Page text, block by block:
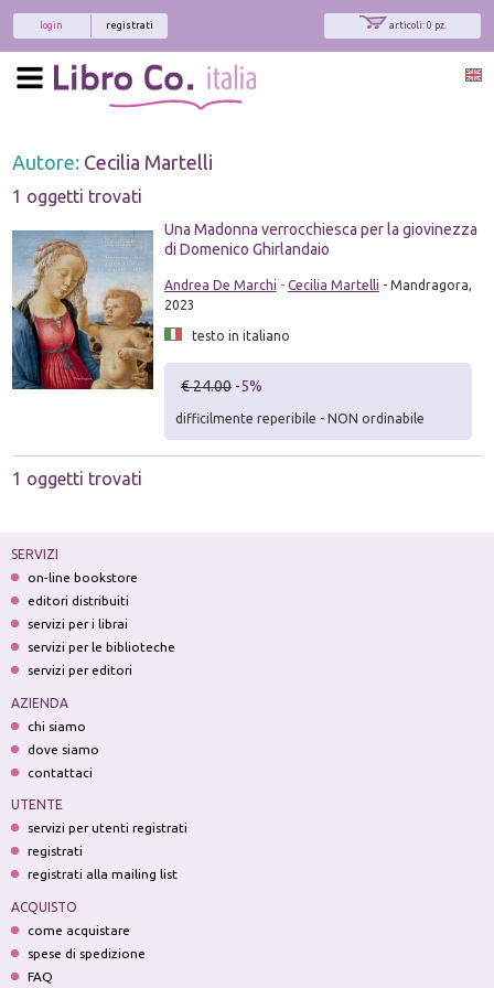
articoli: 0 pz.
registrati
login
Autore: Cecilia Martelli
1 oggetti trovati
Una Madonna verrocchiesca per la giovinezza
di Domenico Ghirlandaio
Andrea De Marchi - Cecilia Martelli - Mandragora,
2023
testo in italiano
€ 24.00 -5%
difficilmente reperibile - NON ordinabile
1 oggetti trovati
SERVIZI
on-line bookstore
editori distribuiti
servizi per i librai
servizi per le biblioteche
servizi per editori
AZIENDA
chi siamo
dove siamo
contattaci
UTENTE
servizi per utenti registrati
registrati
registrati alla mailing list
ACQUISTO
come acquistare
spese di spedizione
FAQ